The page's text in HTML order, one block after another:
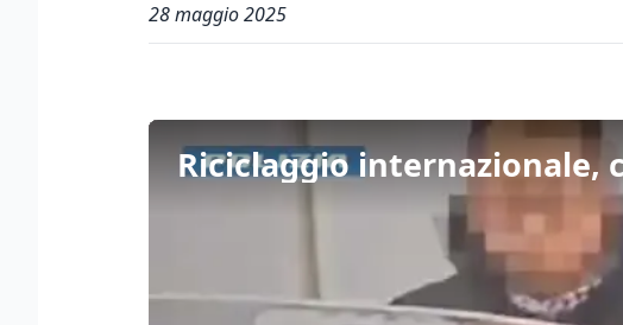
28 maggio 2025
Riciclaggio internazionale,